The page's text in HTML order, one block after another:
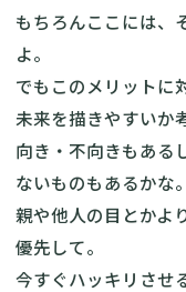
もちろんここには、
よ。
でもこのメリットに
未来を描きやすいか
向き・不向きもある
ないものもあるかな。
親や他人の目とかよ
優先して。
今すぐハッキリさせ